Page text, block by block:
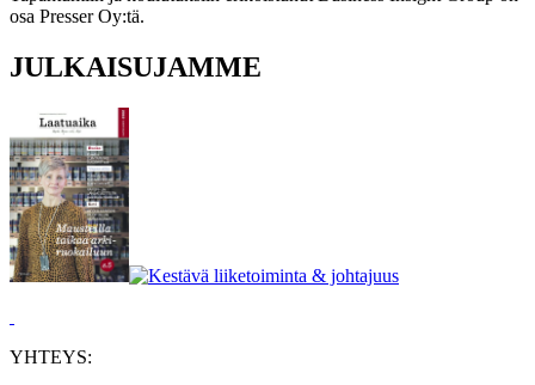
osa Presser Oy:tä.
JULKAISUJAMME
YHTEYS: